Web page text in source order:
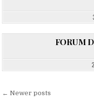
FORUM
Navigation
← Newer posts